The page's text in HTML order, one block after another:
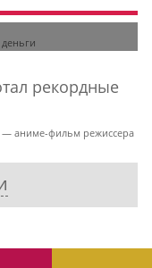
рекордные
аниме-фильм режиссера